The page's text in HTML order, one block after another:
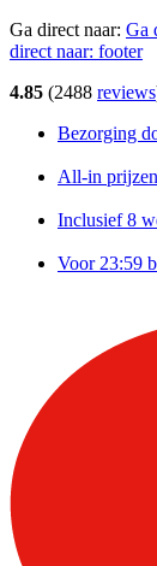
Ga direct naar: Ga
direct naar: footer
4.85 (2488 reviews
Bezorging
All-in prijzen
Inclusief 8
Voor 23:59